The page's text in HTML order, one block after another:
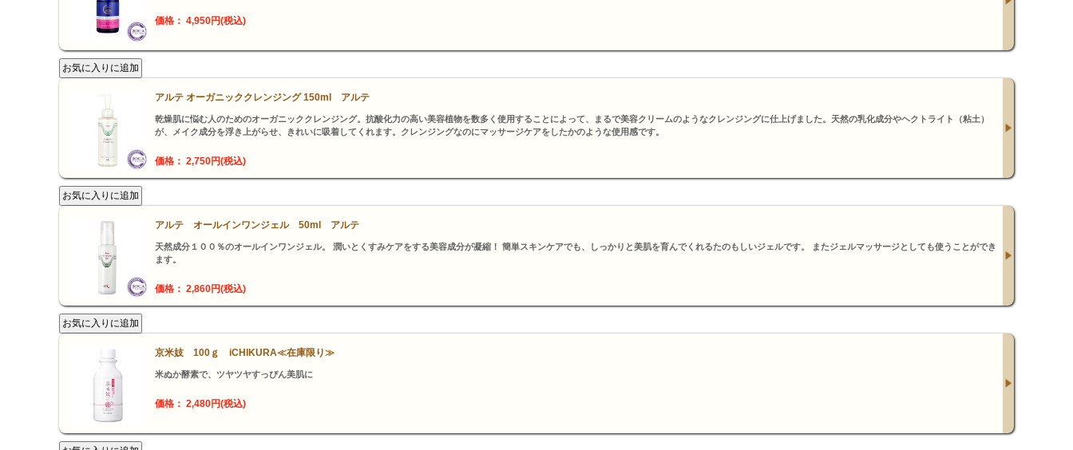
価格： 4,950円(税込)
アルテ オーガニッククレンジング 150ml アルテ
乾燥肌に悩む人のためのオーガニッククレンジング。抗酸化力の高い美容植物を数多く使用することによって、まるで美容クリームのようなクレンジングに仕上げました。天然の乳化成分やヘクトライト（粘土）
が、メイク成分を浮き上がらせ、きれいに吸着してくれます。クレンジングなのにマッサージケアをしたかのような使用感です。
価格： 2,750円(税込)
アルテ オールインワンジェル 50ml アルテ
天然成分１００％のオールインワンジェル。 潤いとくすみケアをする美容成分が凝縮！ 簡単スキンケアでも、しっかりと美肌を育んでくれるたのもしいジェルです。 またジェルマッサージとしても使うことができ
ます。
価格： 2,860円(税込)
京米妓 100ｇ iCHIKURA≪在庫限り≫
米ぬか酵素で、ツヤツヤすっぴん美肌に
価格： 2,480円(税込)